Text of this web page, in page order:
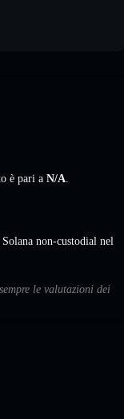
è pari a N/A
non-custodial nel
le valutazioni dei